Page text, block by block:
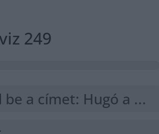
249
be a címet: Hugó a ...